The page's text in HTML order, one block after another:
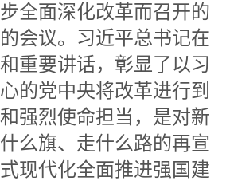
全面深化改革而召开的
会议。习近平总书记在
重要讲话，彰显了以习
的党中央将改革进行到
强烈使命担当，是对新
么旗、走什么路的再宣
现代化全面推进强国建